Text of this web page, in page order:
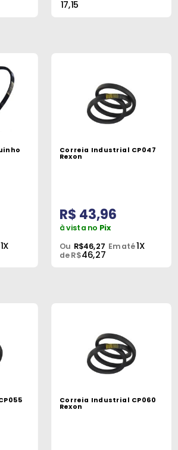
17,15
1X
Correia Industrial CP047
Rexon
R$ 43,96
à vista no Pix
Ou R$46,27 Em até1X
de R$46,27
Correia Industrial CP060
Rexon